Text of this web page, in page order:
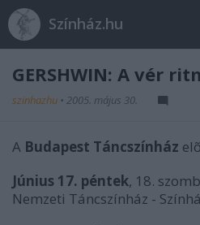
Színház.hu
GERSHWIN: A vér
szinhazhu • 2005. május 30.
A Budapest Táncszínház
Június 17. péntek, 18.
Nemzeti Táncszínház -